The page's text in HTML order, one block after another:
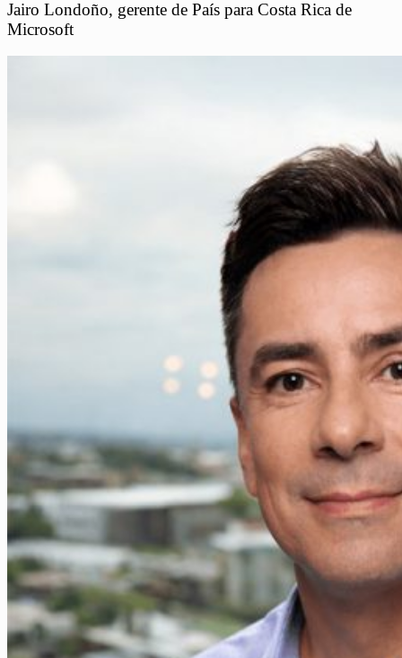
Jairo Londoño, gerente de País para Costa Rica de
Microsoft